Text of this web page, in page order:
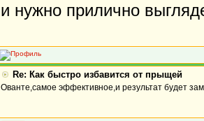
и нужно прилично
Re: Как быстро избавится от прыщей
Ованте,самое эффективное,и результат будет